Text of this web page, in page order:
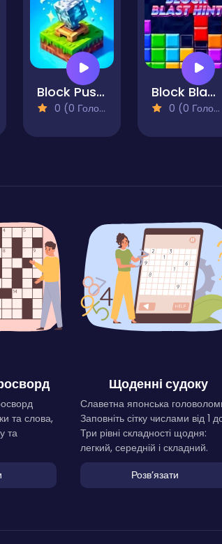
Block Pusher Voxel World 3D
0 (0 Голосів)
Block Blast Hint
0 (0 Голосів)
та слова,
та
Щоденні судоку
Славетна японська
Заповніть сітку числами від 1
Три рівні складності щодня:
легкий, середній і складний.
Розвʼязати